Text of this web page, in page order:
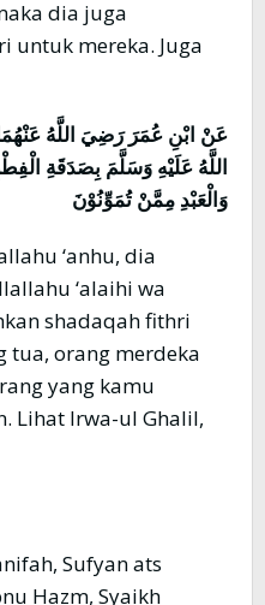
dia juga
untuk mereka. Juga
عَنْ ابْنِ عُمَرَ رَضِيَ اللَّهُ
اللَّهُ عَلَيْهِ وَسَلَّمَ بِصَدَقَةِ
وَالْعَبْدِ مِمَّنْ تُمَوِّنُوْنَ
‘anhu, dia
‘alaihi wa
shadaqah fithri
tua, orang merdeka
yang kamu
Lihat Irwa-ul Ghalil,
Sufyan ats
Hazm, Syaikh